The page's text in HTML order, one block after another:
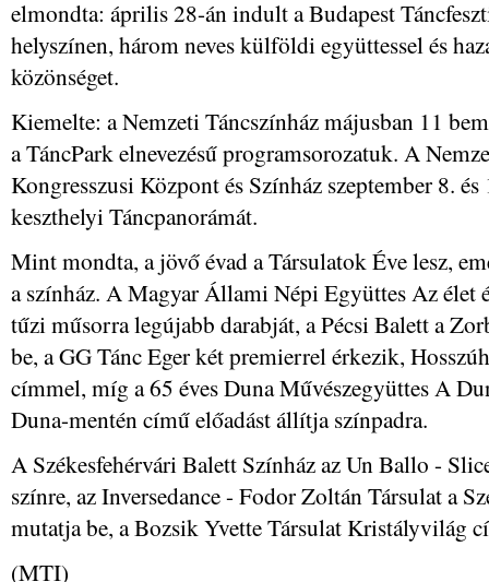
elmondta: április 28-án indult a Budapest
helyszínen, három neves külföldi együttessel és
közönséget.
Kiemelte: a Nemzeti Táncszínház májusban 11
a TáncPark elnevezésű programsorozatuk. A
Kongresszusi Központ és Színház szeptember 8.
keszthelyi Táncpanorámát.
Mint mondta, a jövő évad a Társulatok Éve lesz,
a színház. A Magyar Állami Népi Együttes Az élet
tűzi műsorra legújabb darabját, a Pécsi Balett a
be, a GG Tánc Eger két premierrel érkezik,
címmel, míg a 65 éves Duna Művészegyüttes A
Duna-mentén című előadást állítja színpadra.
A Székesfehérvári Balett Színház az Un Ballo -
színre, az Inversedance - Fodor Zoltán Társulat a
mutatja be, a Bozsik Yvette Társulat Kristályvilág
(MTI)